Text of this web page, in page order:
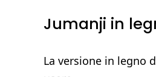
Jumanji in
La versione in legno